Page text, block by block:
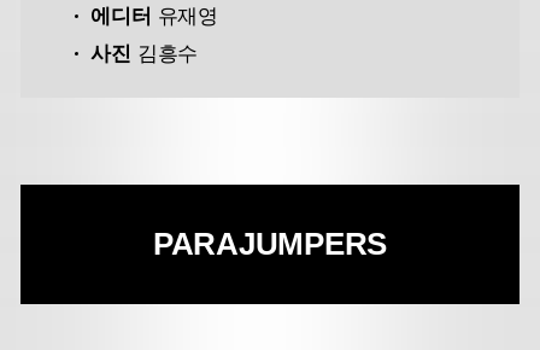
에디터 유재영
사진 김흥수
PARAJUMPERS